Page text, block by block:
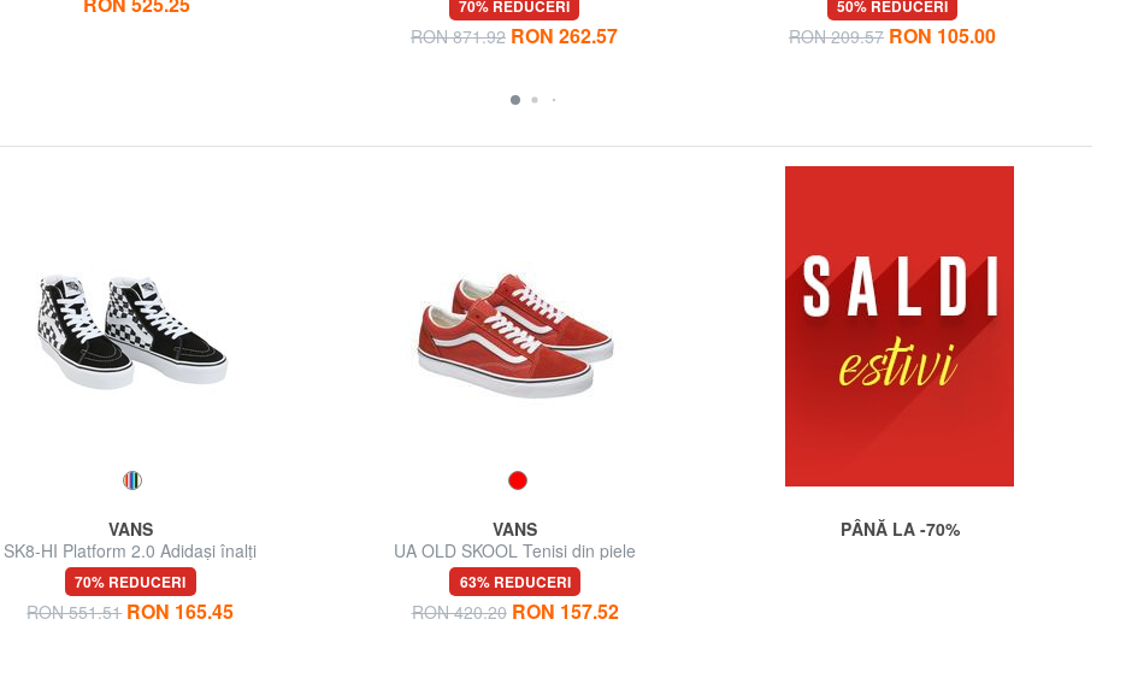
70% REDUCERI
RON 871.92 RON 262.57
50% REDUCERI
RON 209.57 RON 105.00
VANS
SK8-HI Platform 2.0 Adidași înalți
70% REDUCERI
RON 551.51 RON 165.45
VANS
UA OLD SKOOL Tenisi din piele
63% REDUCERI
RON 420.20 RON 157.52
PÂNĂ LA -70%